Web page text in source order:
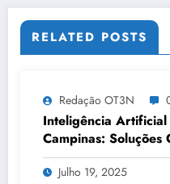
RELATED POSTS
Redação OT3N
Inteligência
Campinas: Soluções
OT3N Brasil – Guia
Julho 19, 2025